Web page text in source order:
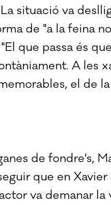
situació va
de "a la feina
que passa és
A les
el de
de fondre's,
que en
va demanar